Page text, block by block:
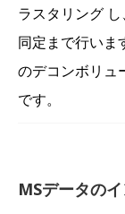
ラスタリング
同定まで行いま
のデコンボリュ
です。
MSデータの